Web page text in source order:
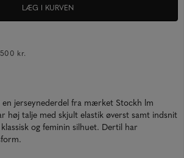
LÆG I KURVEN
kr.
jerseynederdel fra mærket Stockh lm
høj talje med skjult elastik øverst samt indsnit
og feminin silhuet. Dertil har